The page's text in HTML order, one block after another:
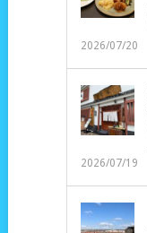
2026/07/20
2026/07/19